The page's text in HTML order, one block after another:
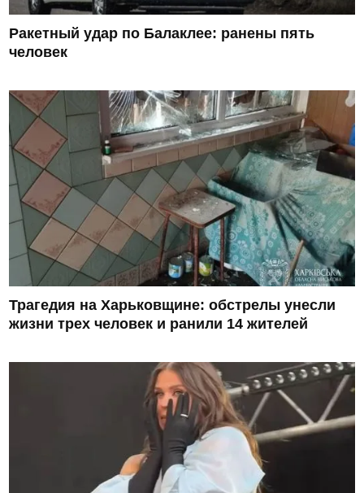
Ракетный удар по Балаклее: ранены пять
человек
Трагедия на Харьковщине: обстрелы унесли
жизни трех человек и ранили 14 жителей